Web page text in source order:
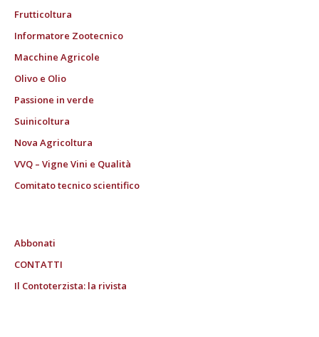
Frutticoltura
Informatore Zootecnico
Macchine Agricole
Olivo e Olio
Passione in verde
Suinicoltura
Nova Agricoltura
VVQ – Vigne Vini e Qualità
Comitato tecnico scientifico
Abbonati
CONTATTI
Il Contoterzista: la rivista